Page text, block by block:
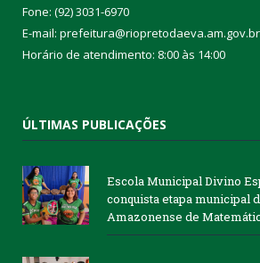
Fone: (92) 3031-6970
E-mail: prefeitura@riopretodaeva.am.gov.br
Horário de atendimento: 8:00 às 14:00
ÚLTIMAS PUBLICAÇÕES
Escola Municipal Divino
conquista etapa municipal
Amazonense de